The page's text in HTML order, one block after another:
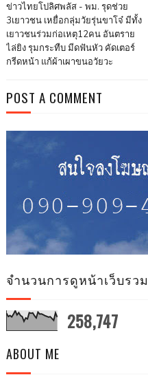
ข่าวไทยโปลิศพลัส - พม. รุดช่วย
3เยาวชน เหยื่อกลุ่มวัยรุ่นขาโจ๋ มีทั้ง
เยาวชนร่วมก่อเหตุ12คน อันตราย
ไล่ยิง รุมกระทืบ มีดฟันหัว คัดเตอร์
กรีดหน้า แก้ผ้าเผาขนอวัยวะ
POST A COMMENT
จำนวนการดูหน้าเว็บรวม
258,747
ABOUT ME